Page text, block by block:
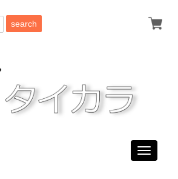
search
Toggle